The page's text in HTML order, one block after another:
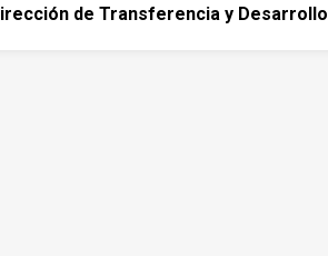
de Transferencia y Desarrollo